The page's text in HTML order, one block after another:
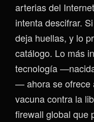
arterias del
intenta descifrar.
deja huellas, y lo
catálogo. Lo más
tecnología
— ahora se ofrece
vacuna contra la
firewall global que